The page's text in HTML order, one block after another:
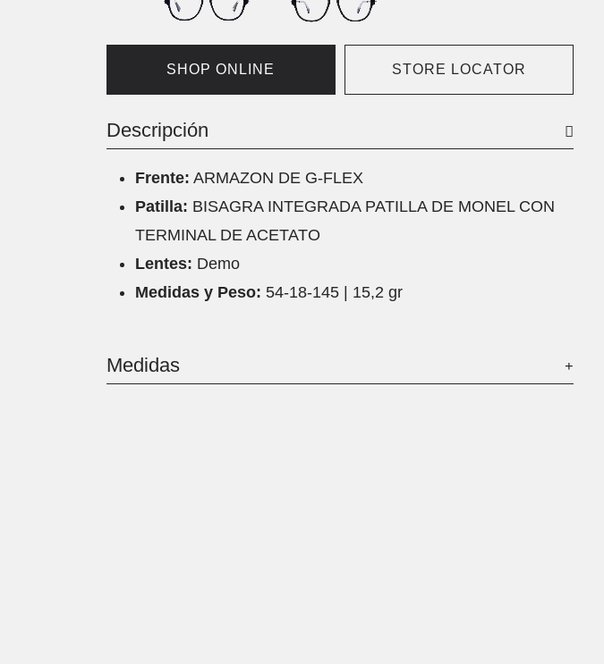
SHOP ONLINE STORE LOCATOR
Descripción
Frente: ARMAZON DE G-FLEX
Patilla: BISAGRA INTEGRADA PATILLA DE MONEL CON
TERMINAL DE ACETATO
Lentes: Demo
Medidas y Peso: 54-18-145 | 15,2 gr
Medidas